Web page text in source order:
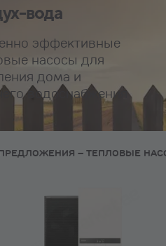
вода
эффективные
насосы для
дома и
водоснабжения